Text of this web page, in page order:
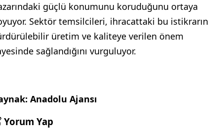
güçlü konumunu koruduğunu ortaya
Sektör temsilcileri, ihracattaki bu istikrarın
üretim ve kaliteye verilen önem
sağlandığını vurguluyor.
Anadolu Ajansı
Yorum Yap